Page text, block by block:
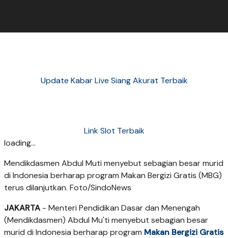
Update Kabar Live Siang Akurat Terbaik
Link Slot Terbaik
loading...
Mendikdasmen Abdul Muti menyebut sebagian besar murid
di Indonesia berharap program Makan Bergizi Gratis (MBG)
terus dilanjutkan. Foto/SindoNews
JAKARTA - Menteri Pendidikan Dasar dan Menengah
(Mendikdasmen) Abdul Mu'ti menyebut sebagian besar
murid di Indonesia berharap program Makan Bergizi Gratis